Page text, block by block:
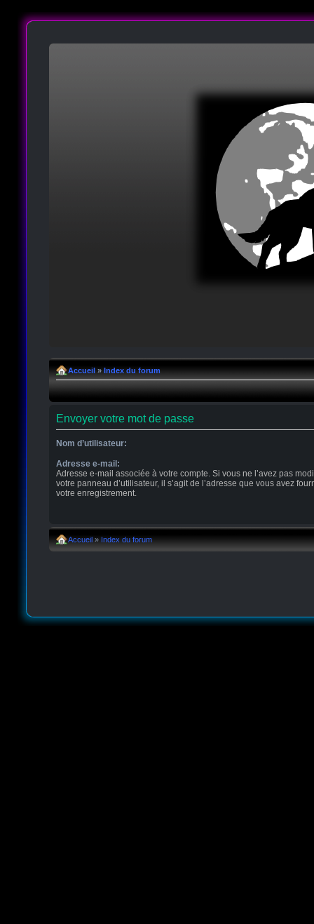
Accueil » Index du forum
Envoyer votre mot de passe
Nom d’utilisateur:
Adresse e-mail:
Adresse e-mail associée à votre compte. Si vous ne l’avez pas
votre panneau d’utilisateur, il s’agit de l’adresse que vous avez
votre enregistrement.
Accueil » Index du forum